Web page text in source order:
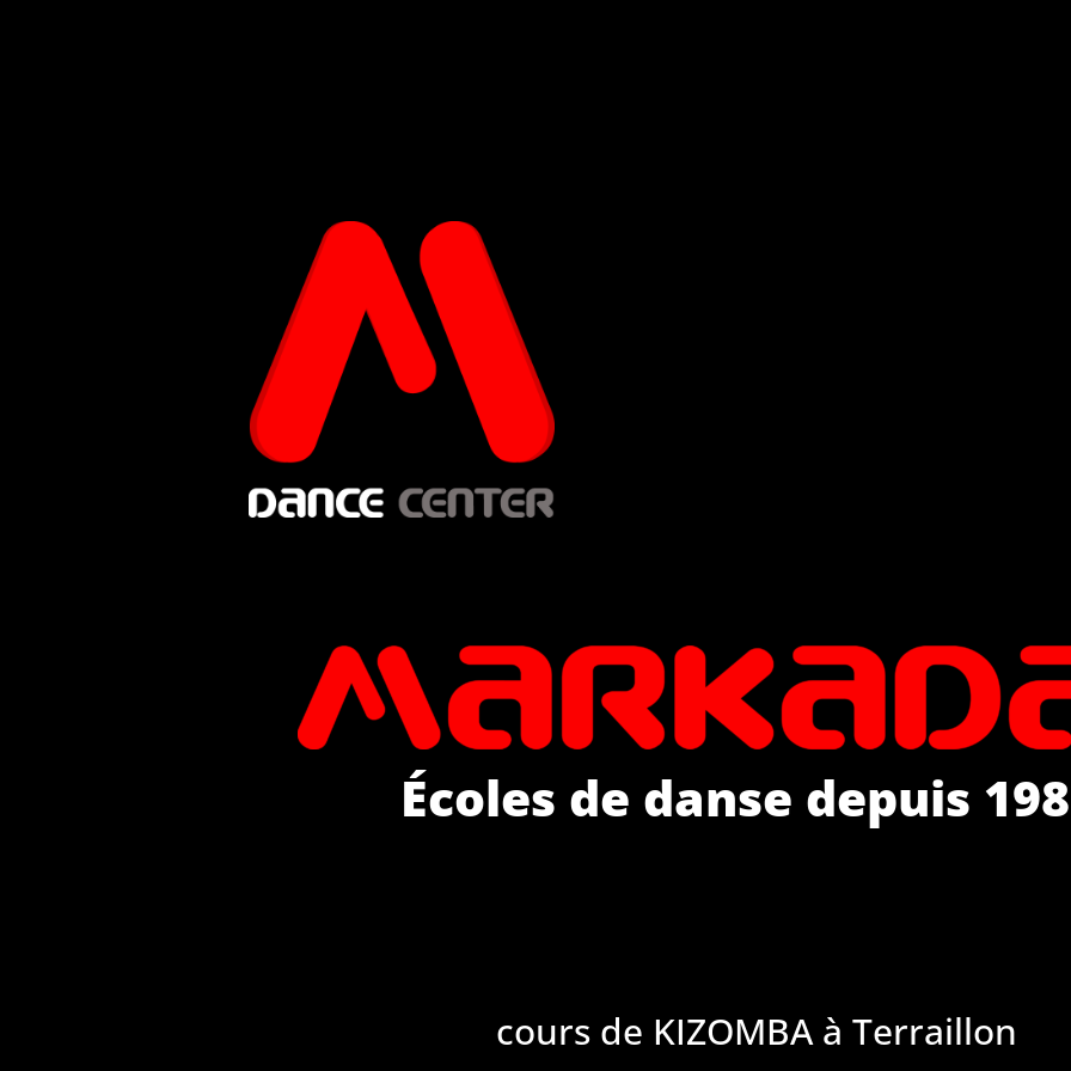
Écoles de danse depuis
cours de KIZOMBA à Terraillon